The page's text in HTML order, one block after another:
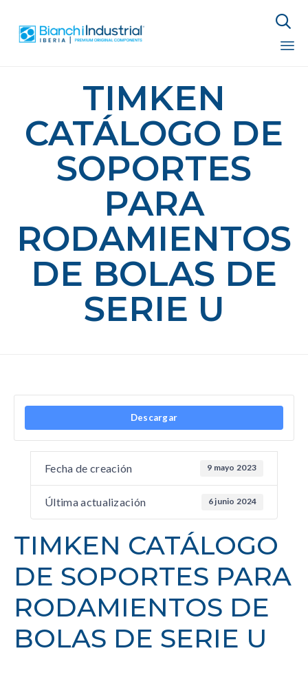

TIMKEN
CATÁLOGO DE
SOPORTES
PARA
RODAMIENTOS
DE BOLAS DE
SERIE U
Descargar
Fecha de creación 9 mayo 2023
Última actualización 6 junio 2024
TIMKEN CATÁLOGO
DE SOPORTES PARA
RODAMIENTOS DE
BOLAS DE SERIE U